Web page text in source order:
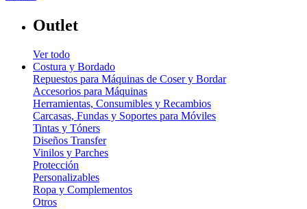
Outlet
Ver todo
Costura y Bordado
Repuestos para Máquinas de Coser y Bordar
Accesorios para Máquinas
Herramientas, Consumibles y Recambios
Carcasas, Fundas y Soportes para Móviles
Tintas y Tóners
Diseños Transfer
Vinilos y Parches
Protección
Personalizables
Ropa y Complementos
Otros